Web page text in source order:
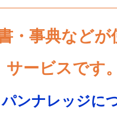
・事典などが
ービスです。
ンナレッジに